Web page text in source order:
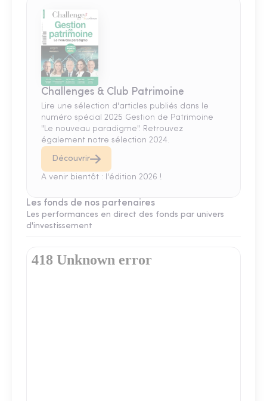
Challenges & Club Patrimoine
Lire une sélection d'articles publiés dans le
numéro spécial 2025 Gestion de Patrimoine
"Le nouveau paradigme". Retrouvez
également notre sélection 2024.
Découvrir
A venir bientôt : l'édition 2026 !
Les fonds de nos partenaires
Les performances en direct des fonds par univers
d'investissement